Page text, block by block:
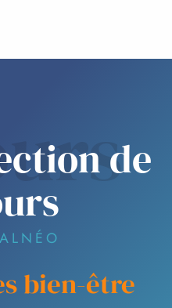
de
bien-être